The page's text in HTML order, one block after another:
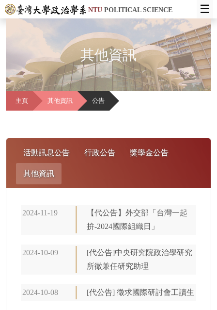
NTUPOLITICAL SCIENCE ☰
其他資訊
主頁 其他資訊 公告
活動訊息公告 行政公告 獎學金公告
其他資訊
2024-11-19
【代公告】外交部「台灣一起
拚-2024國際組織日」
2024-10-09
[代公告]中央研究院政治學研究
所徵兼任研究助理
2024-10-08 [代公告] 徵求國際研討會工讀生